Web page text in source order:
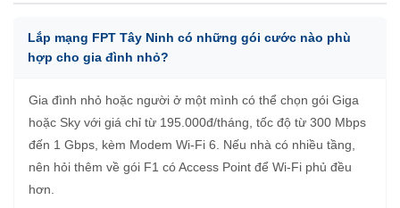
Lắp mạng FPT Tây Ninh có những gói cước nào phù
hợp cho gia đình nhỏ?
Gia đình nhỏ hoặc người ở một mình có thể chọn gói Giga
hoặc Sky với giá chỉ từ 195.000đ/tháng, tốc độ từ 300 Mbps
đến 1 Gbps, kèm Modem Wi-Fi 6. Nếu nhà có nhiều tầng,
nên hỏi thêm về gói F1 có Access Point để Wi-Fi phủ đều
hơn.